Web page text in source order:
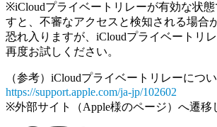
※iCloudプライベートリレーが有効な状態
すと、不審なアクセスと検知される場合
恐れ入りますが、iCloudプライベートリ
再度お試しください。
（参考）iCloudプライベートリレーにつ
https://support.apple.com/ja-jp/102602
※外部サイト（Apple様のページ）へ遷移